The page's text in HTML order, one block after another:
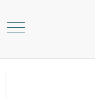
Mobile Menu Toggle